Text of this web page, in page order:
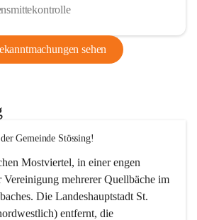
sehen
Gemeinde Stössing!
Mostviertel, in einer engen
Vereinigung mehrerer Quellbäche im
Die Landeshauptstadt St.
entfernt, die